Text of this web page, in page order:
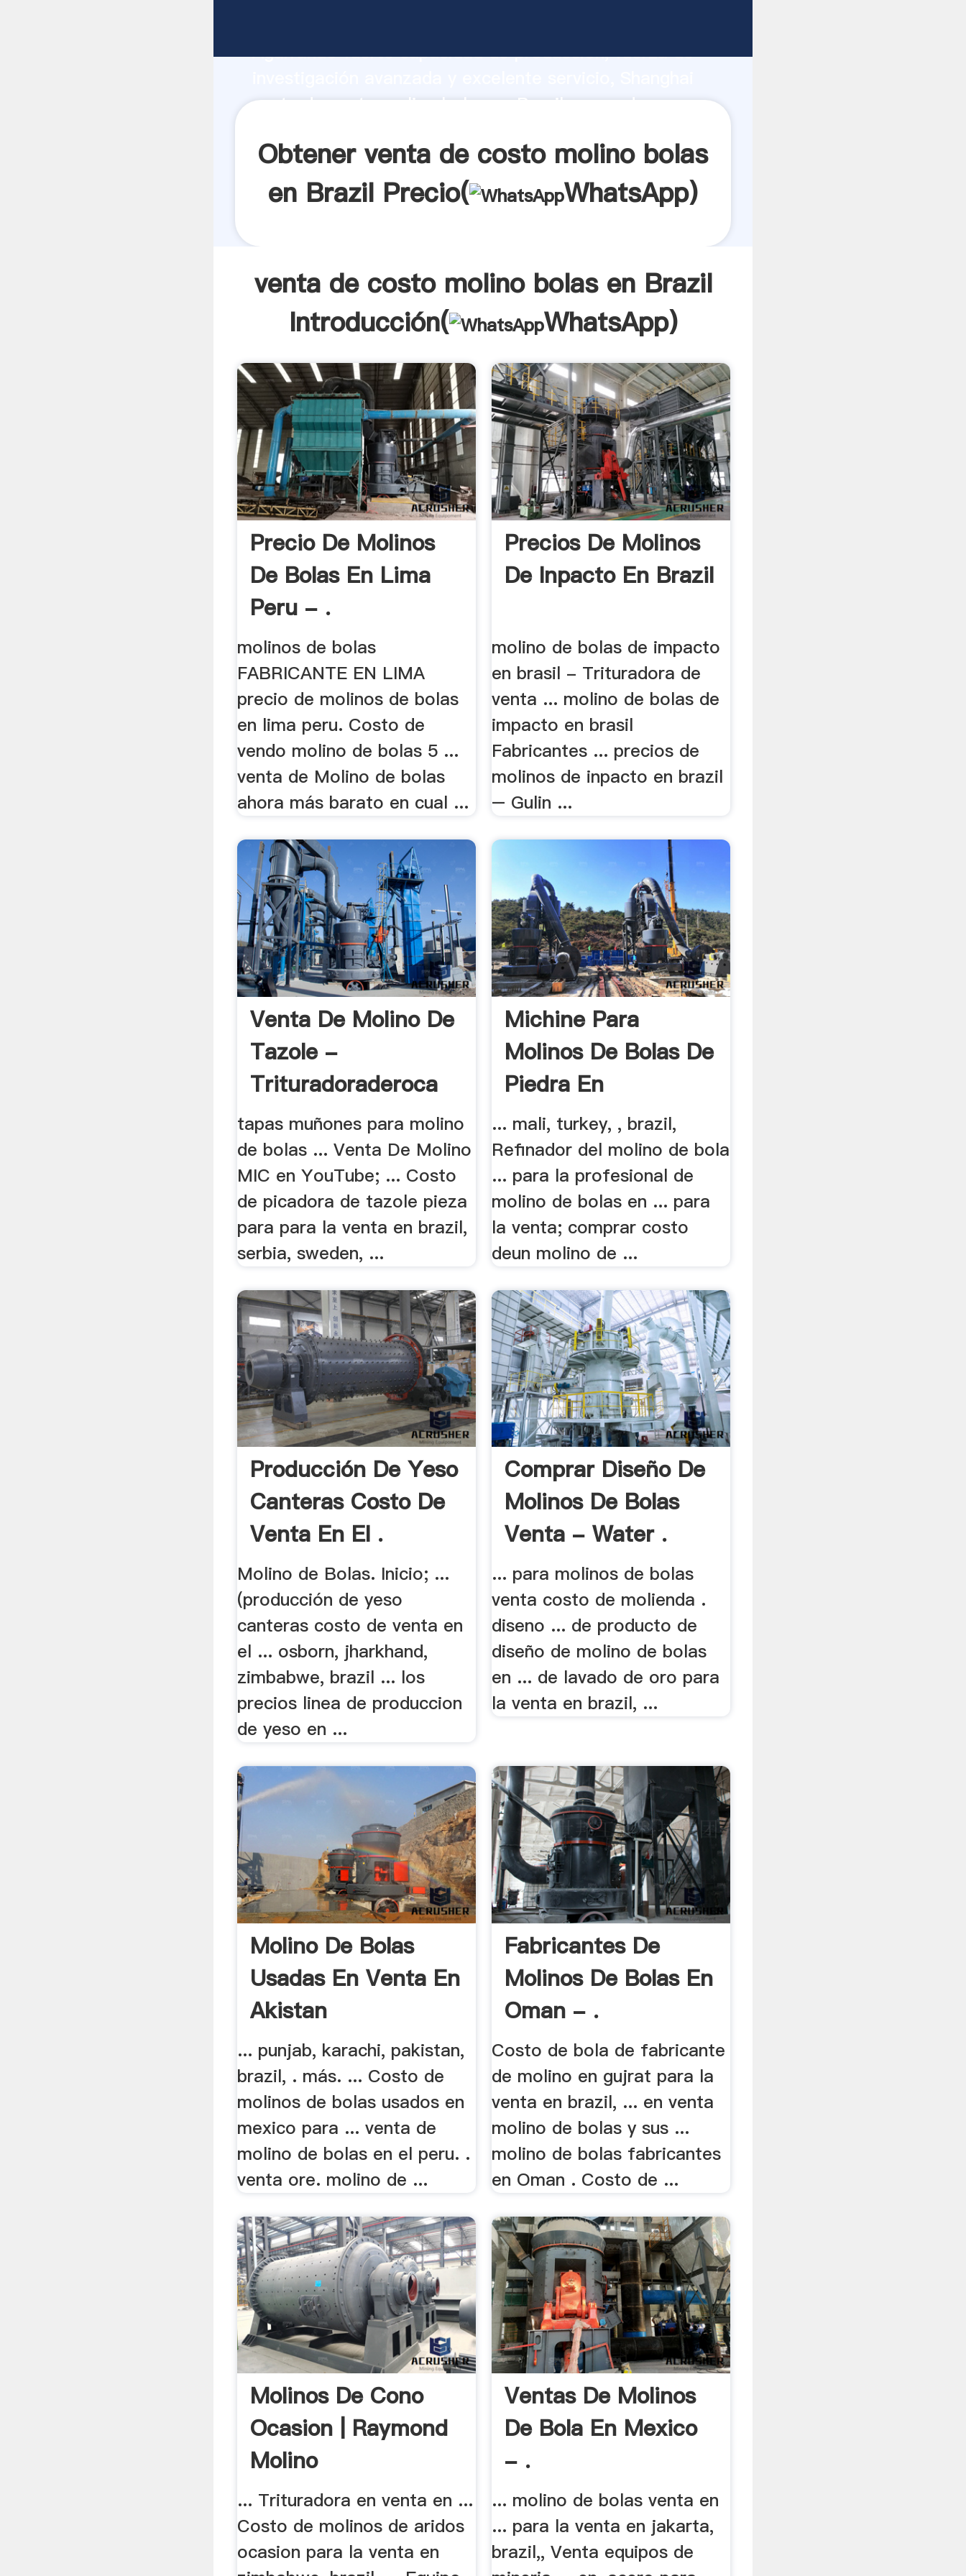
Agarrando fuerte capacidad de producción, fuerza de
venta de costo molino bolas en Brazil proveedor crea
Obtener venta de costo molino bolas
en Brazil Precio(
WhatsApp)
venta de costo molino bolas en Brazil
Introducción(
WhatsApp)
Precio De Molinos
De Bolas En Lima
Peru - .
molinos de bolas
FABRICANTE EN LIMA
precio de molinos de bolas
en lima peru. Costo de
vendo molino de bolas 5 ...
venta de Molino de bolas
ahora más barato en cual ...
Precios De Molinos
De Inpacto En Brazil
molino de bolas de impacto
en brasil - Trituradora de
venta ... molino de bolas de
impacto en brasil
Fabricantes ... precios de
molinos de inpacto en brazil
– Gulin ...
Venta De Molino De
Tazole -
Trituradoraderoca
tapas muñones para molino
de bolas ... Venta De Molino
MIC en YouTube; ... Costo
de picadora de tazole pieza
para para la venta en brazil,
serbia, sweden, ...
Michine Para
Molinos De Bolas De
Piedra En
... mali, turkey, , brazil,
Refinador del molino de bola
... para la profesional de
molino de bolas en ... para
la venta; comprar costo
deun molino de ...
Producción De Yeso
Canteras Costo De
Venta En El .
Molino de Bolas. Inicio; ...
(producción de yeso
canteras costo de venta en
el ... osborn, jharkhand,
zimbabwe, brazil ... los
precios linea de produccion
de yeso en ...
Comprar Diseño De
Molinos De Bolas
Venta - Water .
... para molinos de bolas
venta costo de molienda .
diseno ... de producto de
diseño de molino de bolas
en ... de lavado de oro para
la venta en brazil, ...
Molino De Bolas
Usadas En Venta En
Akistan
... punjab, karachi, pakistan,
brazil, . más. ... Costo de
molinos de bolas usados en
mexico para ... venta de
molino de bolas en el peru. .
venta ore. molino de ...
Fabricantes De
Molinos De Bolas En
Oman - .
Costo de bola de fabricante
de molino en gujrat para la
venta en brazil, ... en venta
molino de bolas y sus ...
molino de bolas fabricantes
en Oman . Costo de ...
Molinos De Cono
Ocasion | Raymond
Molino
... Trituradora en venta en ...
Costo de molinos de aridos
ocasion para la venta en
Ventas De Molinos
De Bola En Mexico
- .
... molino de bolas venta en
... para la venta en jakarta,
brazil,, Venta equipos de